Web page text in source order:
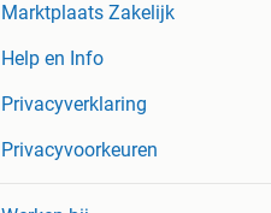
Marktplaats Zakelijk
Help en Info
Privacyverklaring
Privacyvoorkeuren